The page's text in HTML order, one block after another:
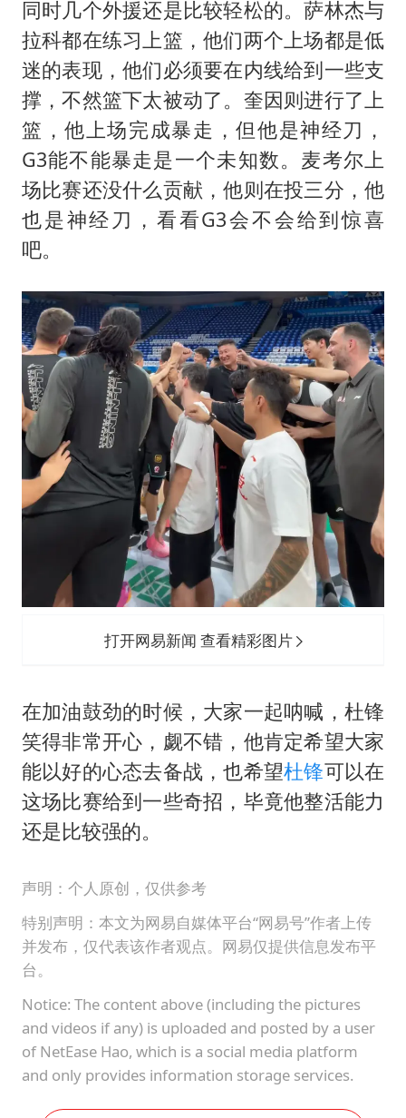
同时几个外援还是比较轻松的。萨林杰与
拉科都在练习上篮，他们两个上场都是低
迷的表现，他们必须要在内线给到一些支
撑，不然篮下太被动了。奎因则进行了上
篮，他上场完成暴走，但他是神经刀，
G3能不能暴走是一个未知数。麦考尔上
场比赛还没什么贡献，他则在投三分，他
也是神经刀，看看G3会不会给到惊喜
吧。
打开网易新闻 查看精彩图片
在加油鼓劲的时候，大家一起呐喊，杜锋
笑得非常开心，觑不错，他肯定希望大家
能以好的心态去备战，也希望杜锋可以在
这场比赛给到一些奇招，毕竟他整活能力
还是比较强的。
声明：个人原创，仅供参考
特别声明：本文为网易自媒体平台“网易号”作者上传
并发布，仅代表该作者观点。网易仅提供信息发布平
台。
Notice: The content above (including the pictures
and videos if any) is uploaded and posted by a user
of NetEase Hao, which is a social media platform
and only provides information storage services.